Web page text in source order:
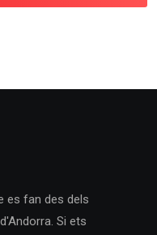
es fan des dels
Si ets